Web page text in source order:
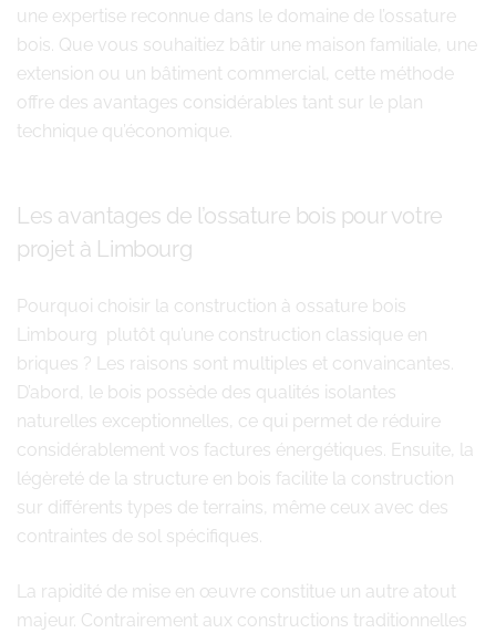
une expertise reconnue dans le domaine de l’ossature
bois. Que vous souhaitiez bâtir une maison familiale, une
extension ou un bâtiment commercial, cette méthode
offre des avantages considérables tant sur le plan
technique qu’économique.
Les avantages de l’ossature bois pour votre
projet à Limbourg
Pourquoi choisir la construction à ossature bois
Limbourg plutôt qu’une construction classique en
briques ? Les raisons sont multiples et convaincantes.
D’abord, le bois possède des qualités isolantes
naturelles exceptionnelles, ce qui permet de réduire
considérablement vos factures énergétiques. Ensuite, la
légèreté de la structure en bois facilite la construction
sur différents types de terrains, même ceux avec des
contraintes de sol spécifiques.
La rapidité de mise en œuvre constitue un autre atout
majeur. Contrairement aux constructions traditionnelles